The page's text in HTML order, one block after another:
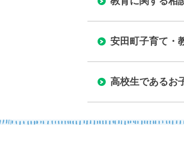
町の概要
観光情報
安田町子育て・
高校生であるお